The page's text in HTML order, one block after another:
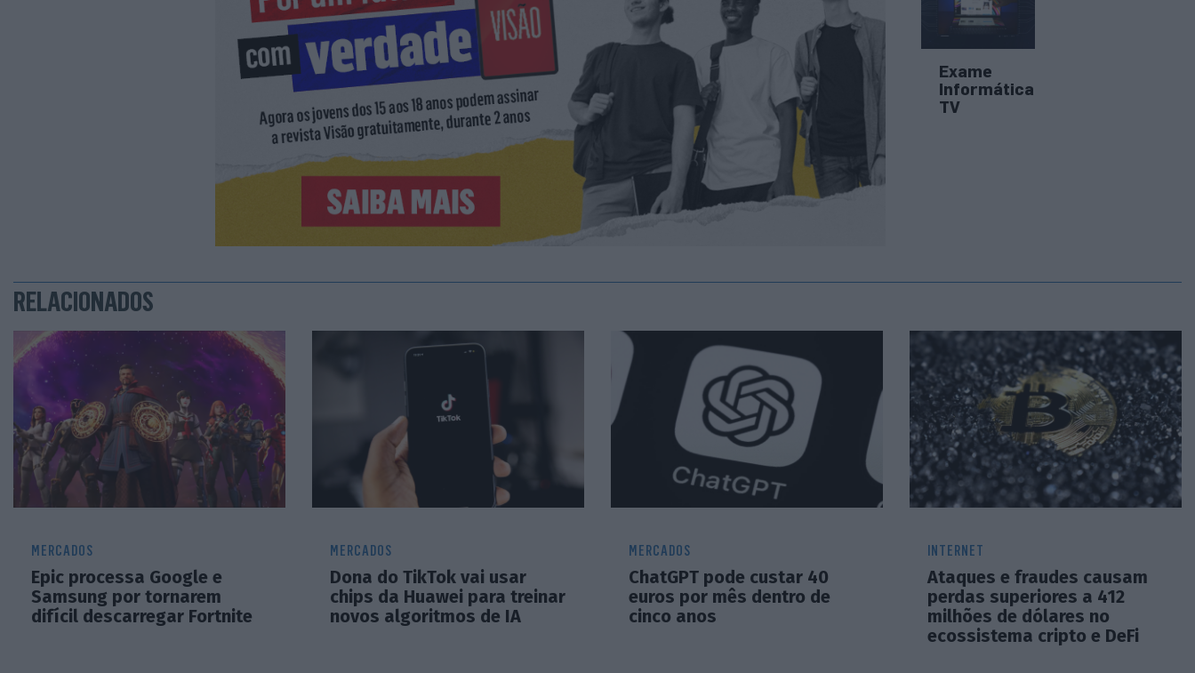
Exame
Informática
TV
RELACIONADOS
MERCADOS
Epic processa Google e
Samsung por tornarem
difícil descarregar Fortnite
MERCADOS
Dona do TikTok vai usar
chips da Huawei para treinar
novos algoritmos de IA
MERCADOS
ChatGPT pode custar 40
euros por mês dentro de
cinco anos
INTERNET
Ataques e fraudes causam
perdas superiores a 412
milhões de dólares no
ecossistema cripto e DeFi